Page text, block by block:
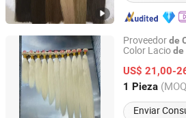
Proveedorde
Color Laciode
US$ 21,00-
1 Pieza
Enviar
Foshan Wendy Hair Products Co.,
Guangdong, China